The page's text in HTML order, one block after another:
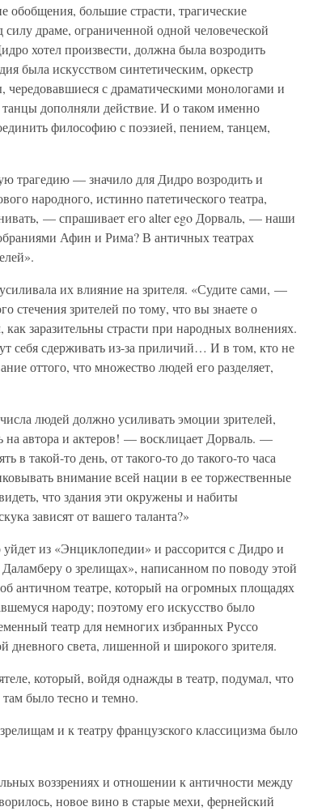
обобщения, большие страсти, трагические
силу драме, ограниченной одной человеческой
хотел произвести, должна была возродить
была искусством синтетическим, оркестр
с драматическими монологами и
дополняли действие. И о таком именно
философию с поэзией, пением, танцем,
трагедию — значило для Дидро возродить и
народного, истинно патетического театра,
— спрашивает его alter ego Дорваль, — наши
Афин и Рима? В античных театрах
их влияние на зрителя. «Судите сами, —
стечения зрителей по тому, что вы знаете о
заразительны страсти при народных волнениях.
себя сдерживать из-за приличий… И в том, кто не
оттого, что множество людей его разделяет,
людей должно усиливать эмоции зрителей,
на автора и актеров! — восклицает Дорваль. —
в такой-то день, от такого-то до такого-то часа
внимание всей нации в ее торжественные
что здания эти окружены и набиты
зависят от вашего таланта?»
из «Энциклопедии» и рассорится с Дидро и
о зрелищах», написанном по поводу этой
античном театре, который на огромных площадях
народу; поэтому его искусство было
театр для немногих избранных Руссо
дневного света, лишенной и широкого зрителя.
который, войдя однажды в театр, подумал, что
было тесно и темно.
и к театру французского классицизма было
воззрениях и отношении к античности между
новое вино в старые мехи, фернейский